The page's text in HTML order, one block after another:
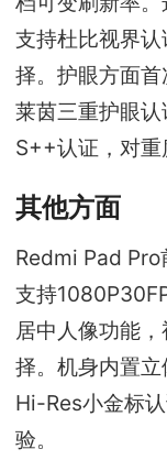
支持杜比视界
择。护眼方面
莱茵三重护眼
S++认证，对重
其他方面
Redmi Pad
支持
居中人像功能
择。机身内置
Hi-Res小金标
验。